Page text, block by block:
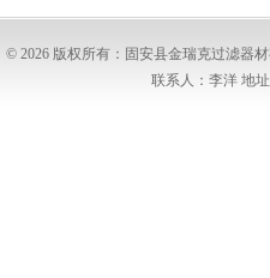
© 2026 版权所有：固安县金瑞克过滤器
联系人：李洋 地